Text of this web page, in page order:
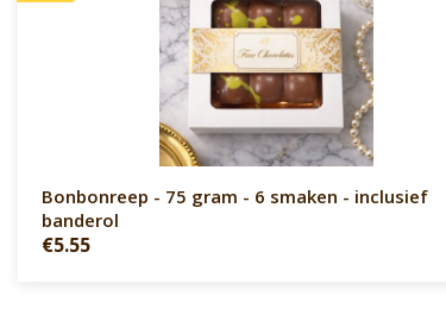
Bonbonreep - 75 gram - 6 smaken - inclusief
banderol
€5.55